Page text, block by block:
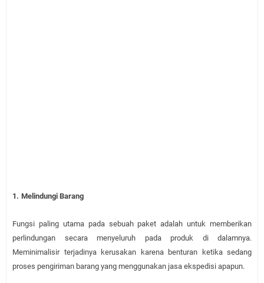
1. Melindungi Barang
Fungsi paling utama pada sebuah paket adalah untuk memberikan
perlindungan secara menyeluruh pada produk di dalamnya.
Meminimalisir terjadinya kerusakan karena benturan ketika sedang
proses pengiriman barang yang menggunakan jasa ekspedisi apapun.